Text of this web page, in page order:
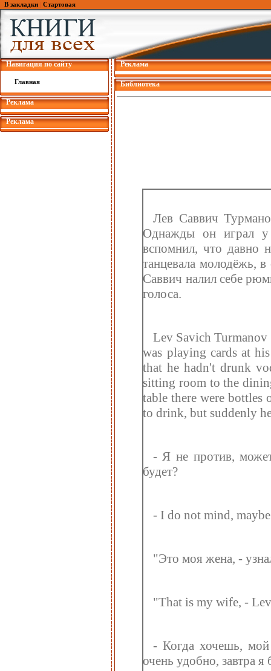
В закладки Стартовая
Навигация по сайту
Главная
Реклама
Реклама
Реклама
Библиотека
Лев Саввич
Однажды он играл
вспомнил, что давно
танцевала молодёжь,
Саввич налил себе
голоса.
Lev Savich
was playing cards at
that he hadn't drunk
sitting room to the
table there were bottles
to drink, but suddenly
- Я не против,
будет?
- I do not mind,
"Это моя жена, -
"That is my wife, -
- Когда хочешь, мой
очень удобно, завтра я